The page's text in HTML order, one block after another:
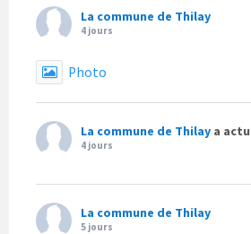
La commune de Thilay
4 jours
Photo
La commune de Thilay a
4 jours
La commune de Thilay
5 jours